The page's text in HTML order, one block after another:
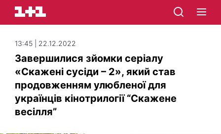
13:45 | 22.12.2022
Завершилися зйомки серіалу
«Скажені сусіди – 2», який став
продовженням улюбленої для
українців кінотрилогії “Скажене
весілля”